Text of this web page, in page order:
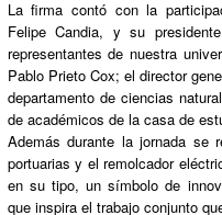
La firma contó con la
Felipe Candia, y su
representantes de nuestra
Pablo Prieto Cox; el director
departamento de ciencias
de académicos de la casa de
Además durante la jornada se
portuarias y el remolcador
en su tipo, un símbolo de
que inspira el trabajo conjunto